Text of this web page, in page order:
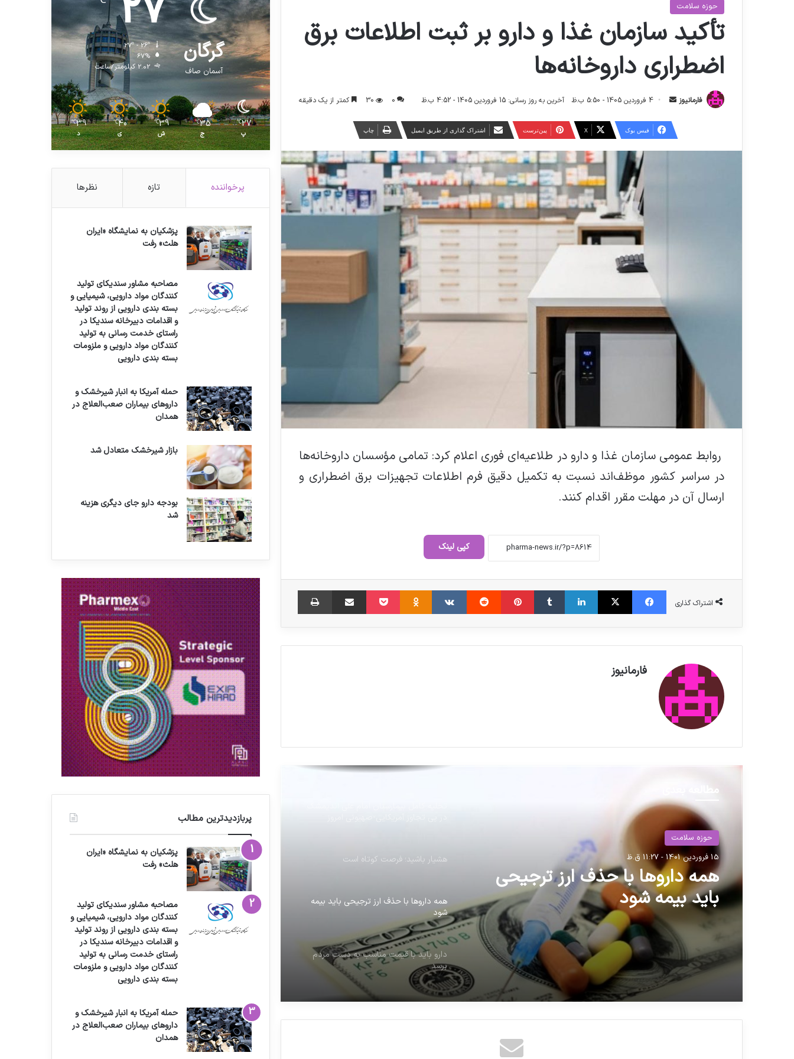
حوزه سلامت
تأکید سازمان غذا و دارو بر ثبت اطلاعات برق
اضطراری داروخانه‌ها
فارمانیوز
س
4 فروردین 1405 - 5:50 ب.ظ آخرین به روز رسانی: 15 فروردین 1405 - 4:52 ب.ظ 0
30 کمتر از یک دقیقه
فیس بوک X ‫پین‌ترست اشتراک گذاری از طریق ایمیل چاپ
روابط عمومی سازمان غذا و دارو در طلاعیه‌ای فوری اعلام کرد: تمامی مؤسسان داروخانه‌ها
در سراسر کشور موظف‌اند نسبت به تکمیل دقیق فرم اطلاعات تجهیزات برق اضطراری و
ارسال آن در مهلت مقرر اقدام کنند.
کپی لینک
اشتراک گذاری
فیس بوک X لینکدین ‫تامبلر ‫پین‌ترست ‫رددیت ‫VKontakte
‫Odnoklassniki پاکت اشتراک گذاری از طریق ایمیل
فارمانیوز
مطالعه بعدی
حوزه سلامت
15 فروردین 1401 - 11:27 ق.ظ
همه د‌ارو‌ها با حذف ارز ترجیحی
باید بیمه شود‌
همه د‌ارو‌ها با حذف ارز ترجیحی باید بیمه
شود‌
نگاهی به زندگی مرحوم دکتر عباس شیبانی
هشیار باشید؛ فرصت کوتاه است
همه د‌ارو‌ها با حذف ارز ترجیحی باید بیمه
شود‌
دارو باید با قیمت مناسب به دست مردم
برسد
معاون اول رئیس‌جمهور شدیداً گلایه کرد
گرگان
آسمان صاف
27º - 26º
67%
2.02 کیلومتر/ساعت
27
℃
پ
35
℃
ج
39
℃
ش
40
℃
ی
39
℃
د
پرخواننده تازه نظرها
پزشکیان به نمایشگاه «ایران
هلث» رفت
مصاحبه مشاور سندیکای تولید
کنندگان مواد دارویی، شیمیایی و
بسته بندی دارویی از روند تولید
و اقدامات دبیرخانه سندیکا در
راستای خدمت رسانی به تولید
کنندگان مواد دارویی و ملزومات
بسته بندی دارویی
حمله آمریکا به انبار شیرخشک و
داروهای بیماران صعب‌العلاج در
همدان
بازار شیرخشک متعادل شد
بودجه دارو جای دیگری هزینه
شد
پربازدیدترین مطالب
پزشکیان به نمایشگاه «ایران
هلث» رفت
مصاحبه مشاور سندیکای تولید
کنندگان مواد دارویی، شیمیایی و
بسته بندی دارویی از روند تولید
و اقدامات دبیرخانه سندیکا در
راستای خدمت رسانی به تولید
کنندگان مواد دارویی و ملزومات
بسته بندی دارویی
حمله آمریکا به انبار شیرخشک و
داروهای بیماران صعب‌العلاج در
همدان